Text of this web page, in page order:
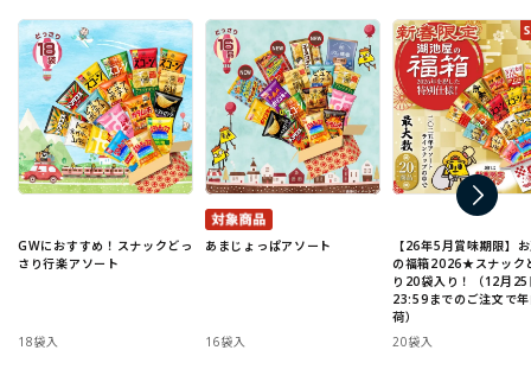
GWにおすすめ！スナックどっ
さり行楽アソート
18袋入
あまじょっぱアソート
16袋入
【26年5月賞味期限】
の福箱2026★スナック
り20袋入り！（12月25
23:59までのご注文で
荷）
20袋入